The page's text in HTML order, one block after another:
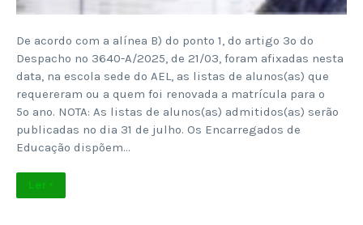
De acordo com a alínea B) do ponto 1, do artigo 3º do
Despacho nº 3640-A/2025, de 21/03, foram afixadas nesta
data, na escola sede do AEL, as listas de alunos(as) que
requereram ou a quem foi renovada a matrícula para o
5º ano. NOTA: As listas de alunos(as) admitidos(as) serão
publicadas no dia 31 de julho. Os Encarregados de
Educação dispõem…
Ler +